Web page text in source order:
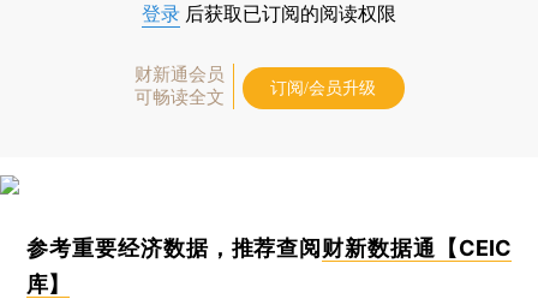
登录 后获取已订阅的阅读权限
财新通会员
可畅读全文
订阅/会员升级
参考重要经济数据，推荐查阅 财新数据通【CEIC
库】